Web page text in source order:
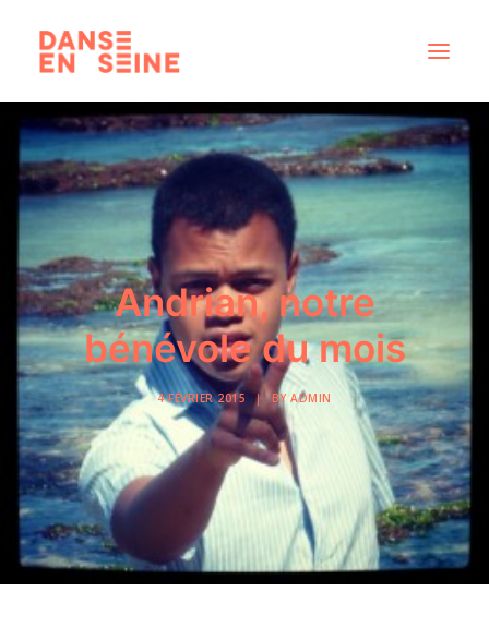
CRÉATIONS
DISPOSITIFS ARTISTIQUES
NOUS REJOINDRE
ACTUS
RECHERCHE
Andrian, notre
bénévole du mois
4 FÉVRIER 2015 | BYADMIN